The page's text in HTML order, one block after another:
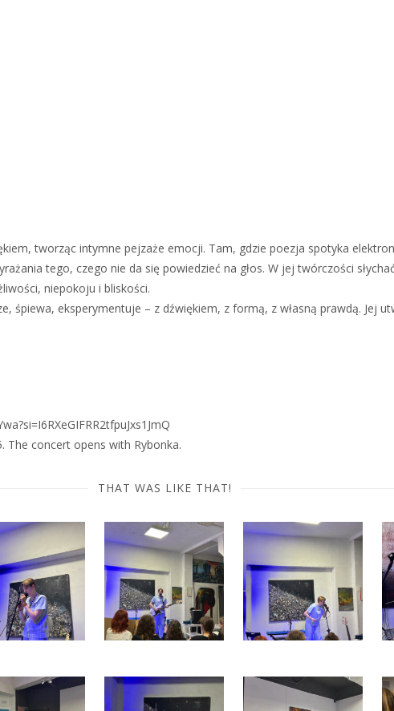
tworząc intymne pejzaże emocji. Tam, gdzie poezja spotyka
tego, czego nie da się powiedzieć na głos. W jej twórczości
niepokoju i bliskości.
śpiewa, eksperymentuje – z dźwiękiem, z formą, z własną prawdą. Jej
The concert opens with Rybonka.
THAT WAS LIKE THAT!